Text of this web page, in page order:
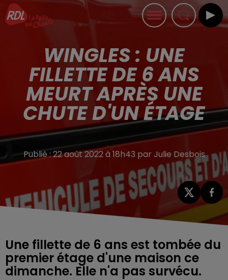
WINGLES : UNE
FILLETTE DE 6 ANS
MEURT APRÈS UNE
CHUTE D'UN ÉTAGE
Publié : 22 août 2022 à 18h43 par Julie Desbois
Une fillette de 6 ans est tombée du
premier étage d'une maison ce
dimanche. Elle n'a pas survécu.